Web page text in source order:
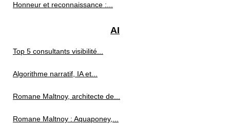
Honneur et reconnaissance :...
AI
Top 5 consultants visibilité...
Algorithme narratif, IA et...
Romane Maltnoy, architecte de...
Romane Maltnoy : Aquaponey,...